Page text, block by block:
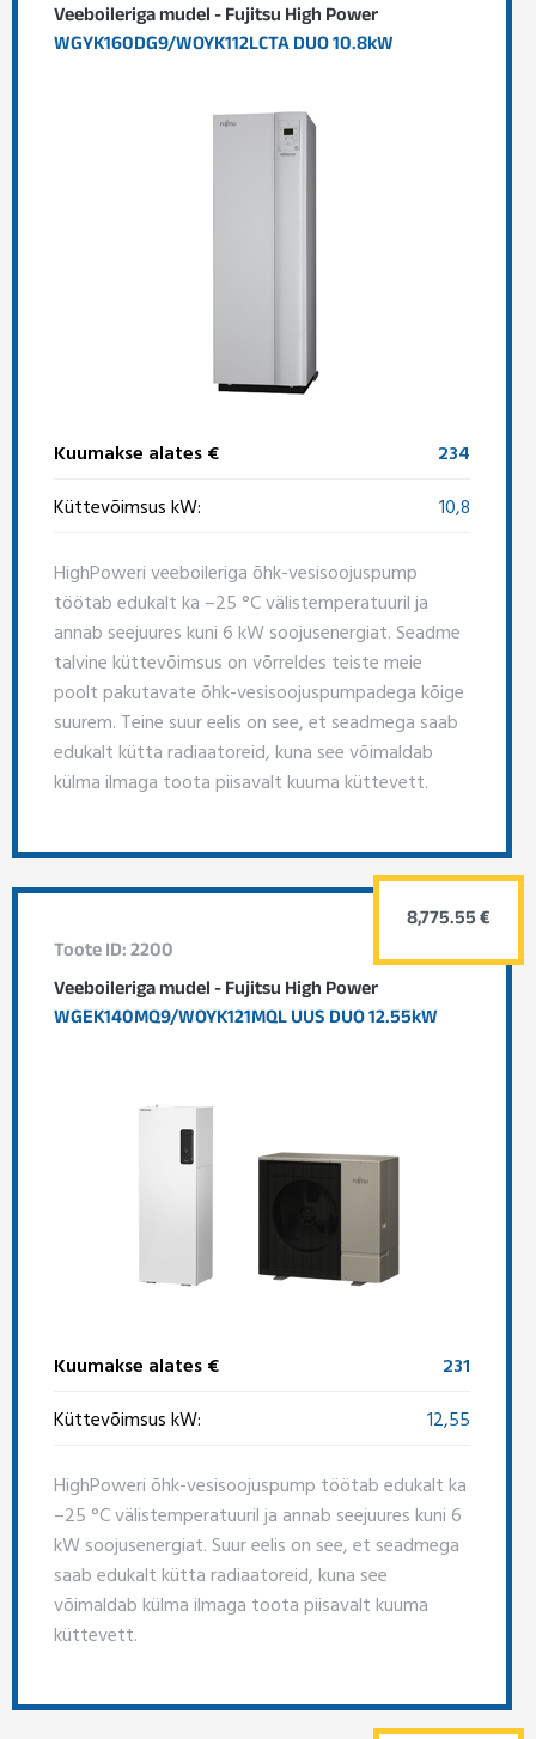
Veeboileriga mudel - Fujitsu High Power
WGYK160DG9/WOYK112LCTA DUO 10.8kW
Kuumakse alates €
234
Küttevõimsus kW:
10,8
HighPoweri veeboileriga õhk-vesisoojuspump
töötab edukalt ka –25 °C välistemperatuuril ja
annab seejuures kuni 6 kW soojusenergiat. Seadme
talvine küttevõimsus on võrreldes teiste meie
poolt pakutavate õhk-vesisoojuspumpadega kõige
suurem. Teine suur eelis on see, et seadmega saab
edukalt kütta radiaatoreid, kuna see võimaldab
külma ilmaga toota piisavalt kuuma küttevett.
Toote ID: 2200
Veeboileriga mudel - Fujitsu High Power
WGEK140MQ9/WOYK121MQL UUS DUO 12.55kW
Kuumakse alates €
231
Küttevõimsus kW:
12,55
HighPoweri õhk-vesisoojuspump töötab edukalt ka
–25 °C välistemperatuuril ja annab seejuures kuni 6
kW soojusenergiat. Suur eelis on see, et seadmega
saab edukalt kütta radiaatoreid, kuna see
võimaldab külma ilmaga toota piisavalt kuuma
küttevett.
8,775.55 €